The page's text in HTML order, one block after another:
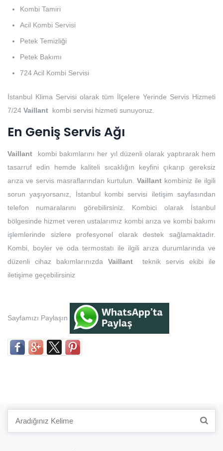
Kombi Tamiri
Acil Kombi Servisi
Petek Temizliği
Petek Bakımı
724 Acil Kombi Servisi
İstanbul Klima Servisi olarak tüm İlçelere Yerinde Servis Hizmeti
7/24 Vaillant kombi servisi hizmeti sunuyoruz.
En Geniş Servis Ağı
Vaillant kombi bakımlarını her yıl düzenli olarak yaptırarak hem
tasarruf edin hemde kaliteli sıcaklığın keyfini çıkarıp gereksiz
arıza ve servis masraflarından kurtulun. Vaillant kombiniz ile ilgili
sorun yaşıyorsanız, İstanbul kombi servisi iletişim sayfasından
telefon numaralarını görebilirsiniz. Kombici olarak İstanbul
bölgesinde hizmet veren ustalarımız kombi arıza ve kombi bakımı
işlemlerinde sizlere profesyonel olarak destek sağlamaktadır.
Kombi, boyler ve oda termostatı ile ilgili arıza durumlarında ve
düzenli cihaz bakımlarınızda Vaillantteknik servis ekibi ile
iletişime geçebilirsiniz
Sayfamızı Paylaşın